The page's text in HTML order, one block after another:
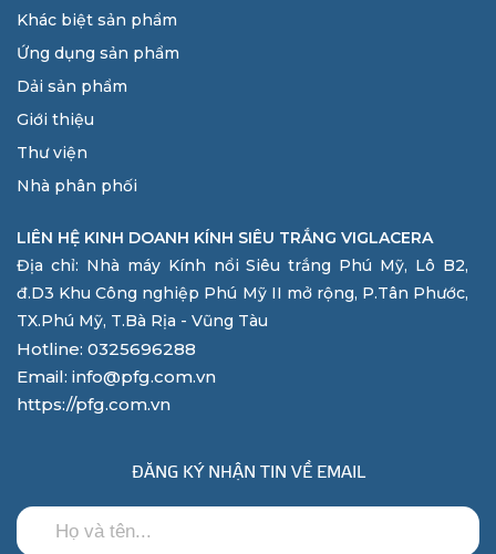
Khác biệt sản phẩm
Ứng dụng sản phẩm
Dải sản phẩm
Giới thiệu
Thư viện
Nhà phân phối
LIÊN HỆ KINH DOANH KÍNH SIÊU TRẮNG VIGLACERA
Địa chỉ: Nhà máy Kính nổi Siêu trắng Phú Mỹ, Lô B2,
đ.D3 Khu Công nghiệp Phú Mỹ II mở rộng, P.Tân Phước,
TX.Phú Mỹ, T.Bà Rịa - Vũng Tàu
Hotline: 0325696288
Email: info@pfg.com.vn
https://pfg.com.vn
ĐĂNG KÝ NHẬN TIN VỀ EMAIL